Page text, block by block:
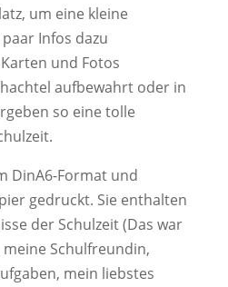
um eine kleine
Infos dazu
und Fotos
aufbewahrt oder in
so eine tolle
DinA6-Format und
gedruckt. Sie enthalten
der Schulzeit (Das war
Schulfreundin,
mein liebstes